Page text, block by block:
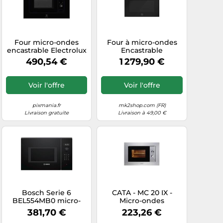
Four micro-ondes
encastrable Electrolux
LMS2173EMX 17 L 700
W Noir/Inox plateau
490,54 €
Voir l'offre
pixmania.fr
Livraison gratuite
Four à micro-ondes
Encastrable
Bertazzoni 60 cm
Modern
noir
1 279,90 €
Voir l'offre
mk2shop.com (FR)
Livraison à 49,00 €
Bosch Serie 6
BEL554MB0 micro-
onde Noir, Acier
inoxydable Micro-
381,70 €
CATA - MC 20 IX -
Micro-ondes
encastrable - Inox -
Intérieur en acier
223,26 €